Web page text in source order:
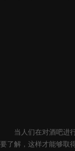
当人们在对酒吧进行
要了解，这样才能够取